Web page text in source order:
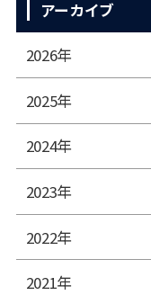
アーカイブ
2026年
2025年
2024年
2023年
2022年
2021年